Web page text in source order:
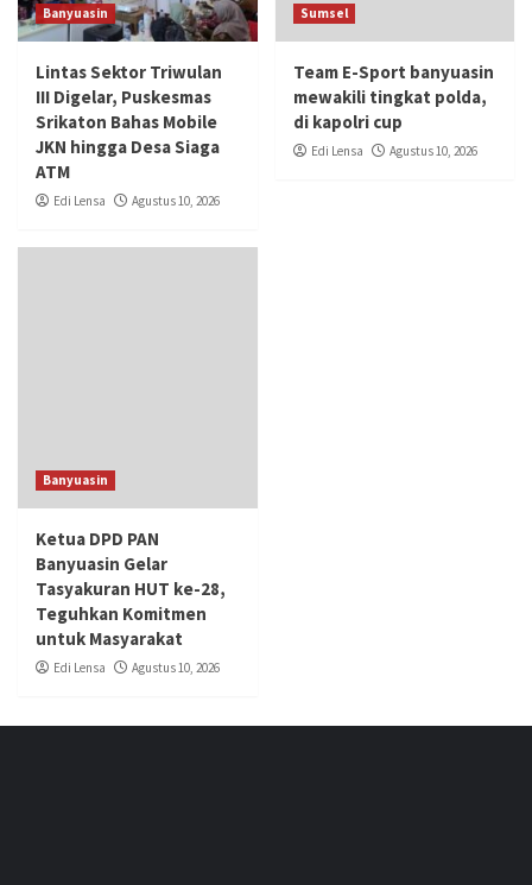
Banyuasin
Lintas Sektor Triwulan
III Digelar, Puskesmas
Srikaton Bahas Mobile
JKN hingga Desa Siaga
ATM
Edi Lensa Agustus 10, 2026
Sumsel
Team E-Sport banyuasin
mewakili tingkat polda,
di kapolri cup
Edi Lensa Agustus 10, 2026
Banyuasin
Ketua DPD PAN
Banyuasin Gelar
Tasyakuran HUT ke-28,
Teguhkan Komitmen
untuk Masyarakat
Edi Lensa Agustus 10, 2026